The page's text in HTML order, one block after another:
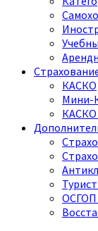
КАСКО
Мини-
КАСКО
ОСГОП